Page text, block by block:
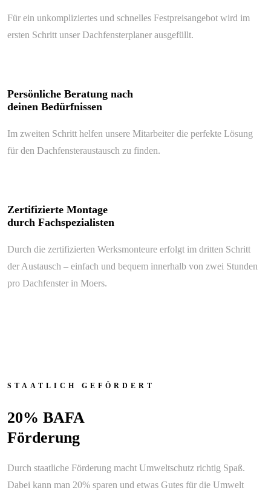
Für ein unkompliziertes und schnelles Festpreisangebot wird im
ersten Schritt unser Dachfensterplaner ausgefüllt.
Persönliche Beratung nach
deinen Bedürfnissen
Im zweiten Schritt helfen unsere Mitarbeiter die perfekte Lösung
für den Dachfensteraustausch zu finden.
Zertifizierte Montage
durch Fachspezialisten
Durch die zertifizierten Werksmonteure erfolgt im dritten Schritt
der Austausch – einfach und bequem innerhalb von zwei Stunden
pro Dachfenster in Moers.
STAATLICH GEFÖRDERT
20% BAFA
Förderung
Durch staatliche Förderung macht Umweltschutz richtig Spaß.
Dabei kann man 20% sparen und etwas Gutes für die Umwelt